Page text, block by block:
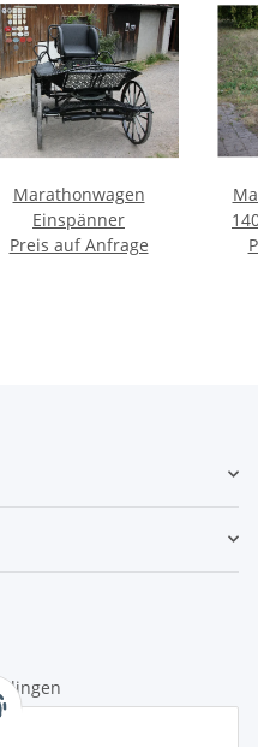
Marathonwagen
Einspänner
Preis auf Anfrage